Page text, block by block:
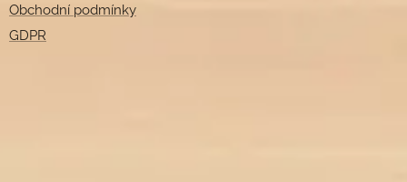
Obchodní podmínky
GDPR